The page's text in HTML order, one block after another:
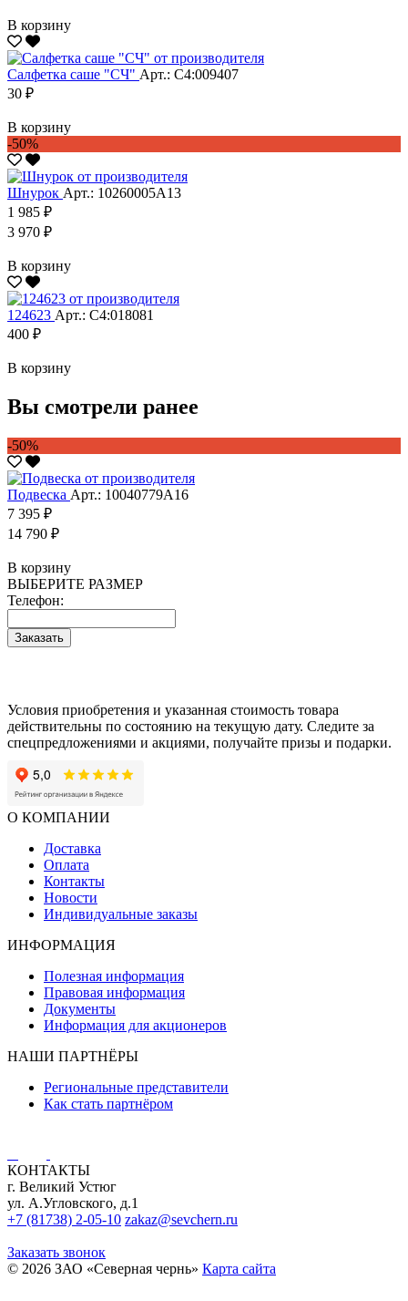
В корзину
Салфетка саше "CЧ" Арт.: С4:009407
30 ₽
В корзину
-50%
Шнурок Арт.: 10260005А13
1 985 ₽
3 970 ₽
В корзину
124623 Арт.: С4:018081
400 ₽
В корзину
Вы смотрели ранее
-50%
Подвеска Арт.: 10040779А16
7 395 ₽
14 790 ₽
В корзину
ВЫБЕРИТЕ РАЗМЕР
Телефон:
Заказать
Условия приобретения и указанная стоимость товара
действительны по состоянию на текущую дату. Следите за
спецпредложениями и акциями, получайте призы и подарки.
О КОМПАНИИ
Доставка
Оплата
Контакты
Новости
Индивидуальные заказы
ИНФОРМАЦИЯ
Полезная информация
Правовая информация
Документы
Информация для акционеров
НАШИ ПАРТНЁРЫ
Региональные представители
Как стать партнёром
КОНТАКТЫ
г. Великий Устюг
ул. А.Угловского, д.1
+7 (81738) 2-05-10 zakaz@sevchern.ru
Заказать звонок
© 2026 ЗАО «Северная чернь» Карта сайта